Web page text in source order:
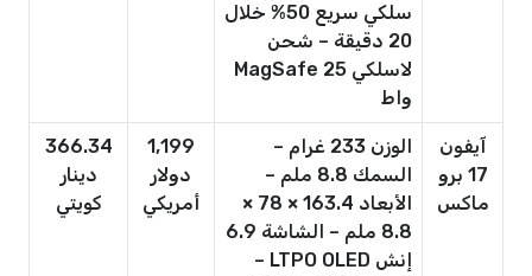
سلكي سريع 50% خلال
20 دقيقة – شحن
لاسلكي MagSafe 25
واط
آيفون
17 برو
ماكس
الوزن 233 غرام –
السمك 8.8 ملم –
الأبعاد 163.4 × 78 ×
8.8 ملم – الشاشة 6.9
إنش LTPO OLED –
1,199
دولار
أمريكي
366.34
دينار
كويتي